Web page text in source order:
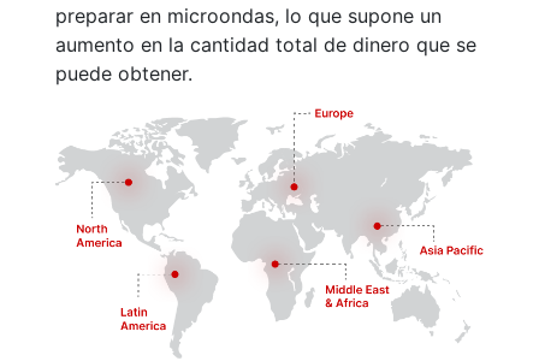
preparar en microondas, lo que supone un
aumento en la cantidad total de dinero que se
puede obtener.